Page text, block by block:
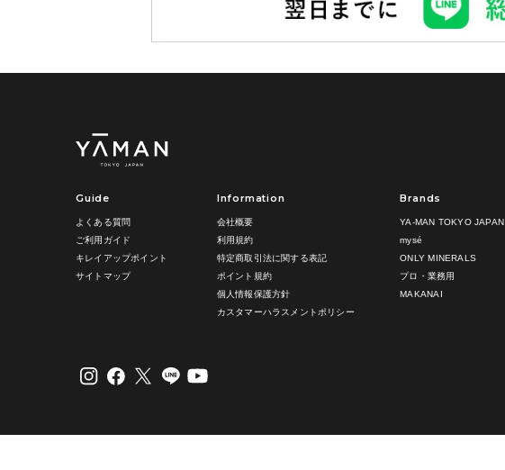
Guide
よくある質問
ご利用ガイド
キレイアップポイント
サイトマップ
Information
会社概要
利用規約
特定商取引法に関する表記
ポイント規約
個人情報保護方針
カスタマーハラスメントポリシー
Brands
YA-MAN TOKYO JAPAN
mysé
ONLY MINERALS
プロ・業務用
MAKANAI